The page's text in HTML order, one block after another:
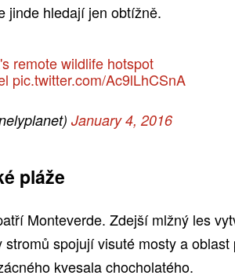
jinde hledají jen obtížně.
remote wildlife hotspot
pic.twitter.com/Ac9lLhCSnA
January 4, 2016
pláže
Monteverde. Zdejší mlžný les
spojují visuté mosty a oblast
kvesala chocholatého.